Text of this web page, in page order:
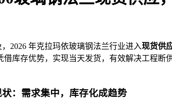
2026 年克拉玛依玻璃钢法兰行业进入现货供
库存优势，实现当天发货，有效解决工程
：需求集中，库存化成趋势